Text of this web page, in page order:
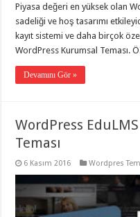
Piyasa değeri en yüksek olan
sadeliği ve hoş tasarımı
kayıt sistemi ve daha birçok
WordPress Kurumsal Teması.
Devamını Gör »
WordPress
Teması
6 Kasım 2016 Wordpres